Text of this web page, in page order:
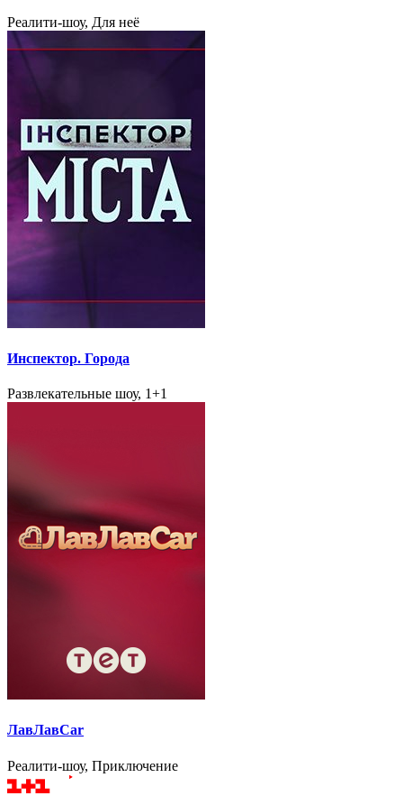
Реалити-шоу, Для неё
Инспектор. Города
Развлекательные шоу, 1+1
ЛавЛавCar
Реалити-шоу, Приключение